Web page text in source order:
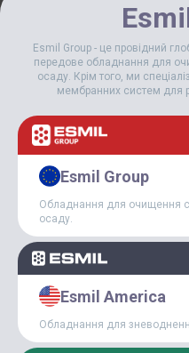
Esmil Group - це провідний
передове обладнання для
осаду. Крім того, ми
мембранних систем для
Esmil Group
Обладнання для очищення
осаду.
Esmil America
Обладнання для